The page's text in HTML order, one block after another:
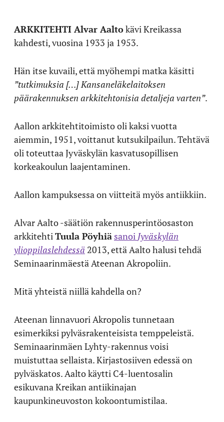
ARKKITEHTI Alvar Aaltokävi Kreikassa
kahdesti, vuosina 1933 ja 1953.
Hän itse kuvaili, että myöhempi matka käsitti
”tutkimuksia […] Kansaneläkelaitoksen
päärakennuksen arkkitehtonisia detaljeja varten”.
Aallon arkkitehtitoimisto oli kaksi vuotta
aiemmin, 1951, voittanut kutsukilpailun. Tehtävä
oli toteuttaa Jyväskylän kasvatusopillisen
korkeakoulun laajentaminen.
Aallon kampuksessa on viitteitä myös antiikkiin.
Alvar Aalto -säätiön rakennusperintöosaston
arkkitehtiTuula Pöyhiä sanoi Jyväskylän
ylioppilaslehdessä 2013, että Aalto halusi tehdä
Seminaarinmäestä Ateenan Akropoliin.
Mitä yhteistä niillä kahdella on?
Ateenan linnavuori Akropolis tunnetaan
esimerkiksi pylväsrakenteisista temppeleistä.
Seminaarinmäen Lyhty-rakennus voisi
muistuttaa sellaista. Kirjastosiiven edessä on
pylväskatos. Aalto käytti C4-luentosalin
esikuvana Kreikan antiikinajan
kaupunkineuvoston kokoontumistilaa.